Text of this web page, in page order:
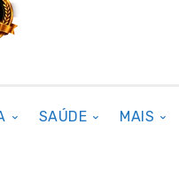
SAÚDE MAIS